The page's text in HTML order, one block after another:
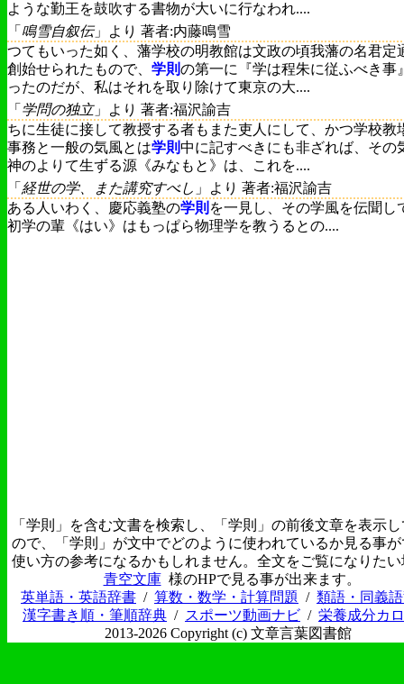
ような勤王を鼓吹する書物が大いに行なわれ....
「 鳴雪自叙伝」より 著者:内藤鳴雪
つてもいった如く、藩学校の明教館は文政の頃我藩の名君定
創始せられたもので、 学則の第一に『学は程朱に従ふべき事
ったのだが、私はそれを取り除けて東京の大....
「 学問の独立」より 著者:福沢諭吉
ちに生徒に接して教授する者もまた吏人にして、かつ学校教
事務と一般の気風とは学則中に記すべきにも非ざれば、その
神のよりて生ずる源《みなもと》は、これを....
「 経世の学、また講究すべし 」より 著者:福沢諭吉
ある人いわく、慶応義塾の学則 を一見し、その学風を伝聞し
初学の輩《はい》はもっぱら物理学を教うるとの....
「学則」を含む文書を検索し、「学則」の前後文章を表示
ので、「学則」が文中でどのように使われているか見る事
使い方の参考になるかもしれません。全文をご覧になりた
青空文庫 様のHPで見る事が出来ます。
英単語・英語辞書 / 算数・数学・計算問題 / 類語・同義
漢字書き順・筆順辞典 / スポーツ動画ナビ / 栄養成分カ
2013-2026 Copyright (c) 文章言葉図書館